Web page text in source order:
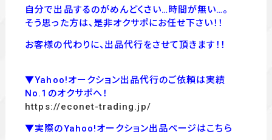
自分で出品するのがめんどくさい…時間が無い…。
そう思った方は、是非オクサポにお任せ下さい！！
お客様の代わりに、出品代行をさせて頂きます！！
▼Yahoo!オークション出品代行のご依頼は実績
No.1のオクサポへ！
https://econet-trading.jp/
▼実際のYahoo!オークション出品ページはこちら